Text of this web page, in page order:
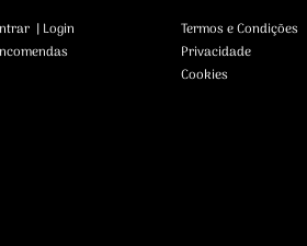
| Login
Termos e Condições
Privacidade
Cookies